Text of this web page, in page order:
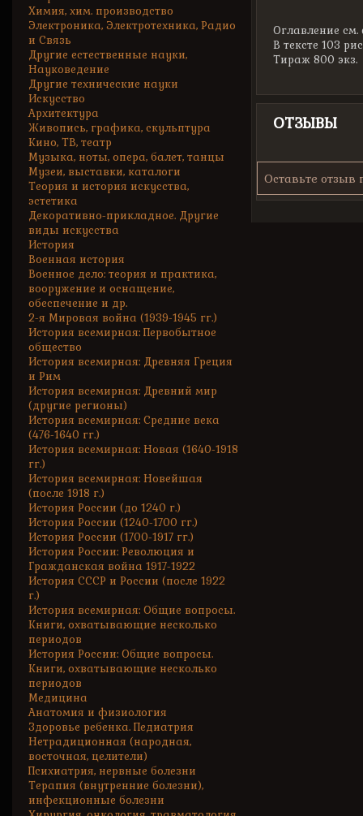
Химия, хим. производство
Электроника, Электротехника, Радио
и Связь
Другие естественные науки,
Науковедение
Другие технические науки
Искусство
Архитектура
Живопись, графика, скульптура
Кино, ТВ, театр
Музыка, ноты, опера, балет, танцы
Музеи, выставки, каталоги
Теория и история искусства,
эстетика
Декоративно-прикладное. Другие
виды искусства
История
Военная история
Военное дело: теория и практика,
вооружение и оснащение,
обеспечение и др.
2-я Мировая война (1939-1945 гг.)
История всемирная: Первобытное
общество
История всемирная: Древняя Греция
и Рим
История всемирная: Древний мир
(другие регионы)
История всемирная: Средние века
(476-1640 гг.)
История всемирная: Новая (1640-1918
гг.)
История всемирная: Новейшая
(после 1918 г.)
История России (до 1240 г.)
История России (1240-1700 гг.)
История России (1700-1917 гг.)
История России: Революция и
Гражданская война 1917-1922
История СССР и России (после 1922
г.)
История всемирная: Общие вопросы.
Книги, охватывающие несколько
периодов
История России: Общие вопросы.
Книги, охватывающие несколько
периодов
Медицина
Анатомия и физиология
Здоровье ребенка. Педиатрия
Нетрадиционная (народная,
восточная, целители)
Психиатрия, нервные болезни
Терапия (внутренние болезни),
инфекционные болезни
Оглавление см.
В тексте 103
Тираж 800 экз.
ОТЗЫВЫ
Оставьте отзыв